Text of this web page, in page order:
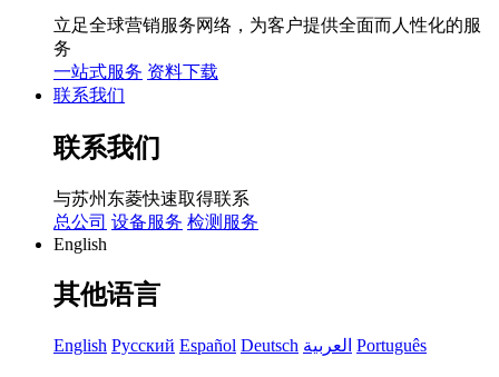
立足全球营销服务网络，为客户提供全面而人性化的服
务
一站式服务 资料下载
联系我们
联系我们
与苏州东菱快速取得联系
总公司 设备服务 检测服务
English
其他语言
English Русский Español Deutsch العربية Português